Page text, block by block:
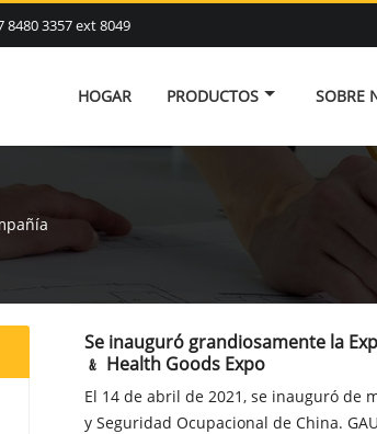
8480 3357 ext 8049
HOGAR PRODUCTOS SOBRE
Se inauguró grandiosamente la
﹠ Health Goods Expo
El 14 de abril de 2021, se inauguró de
y Seguridad Ocupacional de China.